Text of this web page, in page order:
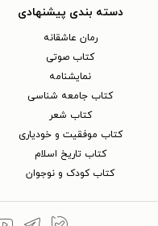
دسته بندی پیشنهادی
رمان عاشقانه
کتاب‌ صوتی
نمایشنامه
کتاب جامعه شناسی
کتاب شعر
کتاب موفقیت و خودیاری
کتاب تاریخ اسلام
کتاب کودک و نوجوان